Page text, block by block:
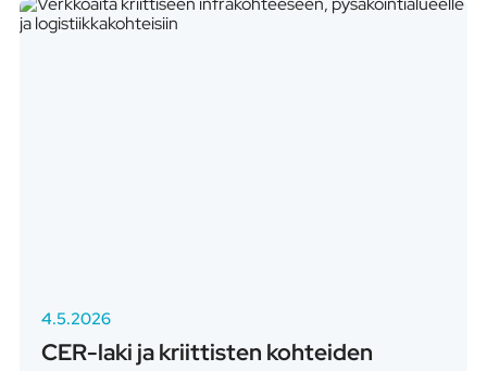
4.5.2026
CER-laki ja kriittisten kohteiden